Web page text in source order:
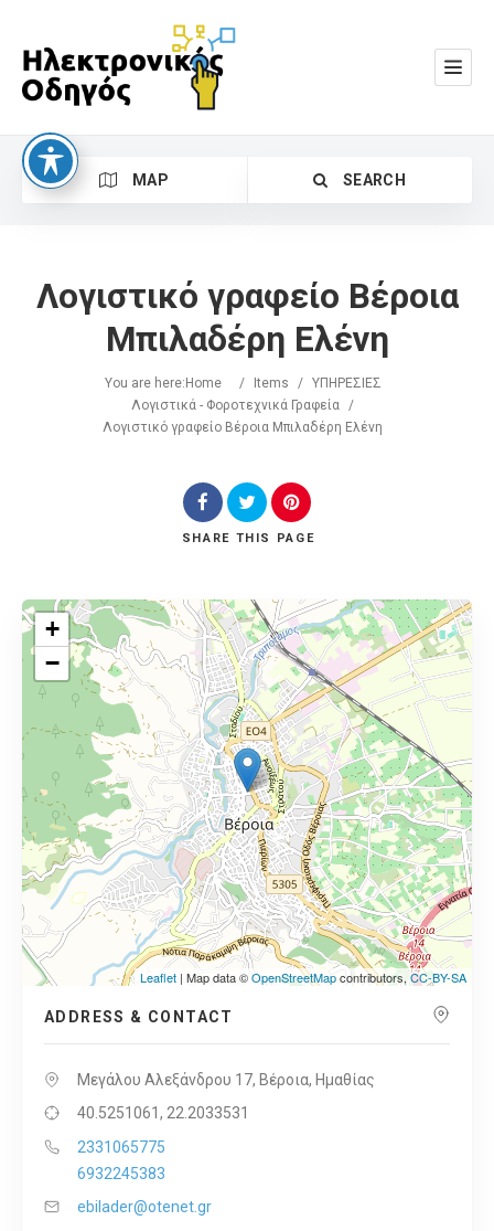
MAP SEARCH
Search
Λογιστικό γραφείο Βέροια
Μπιλαδέρη Ελένη
You are here: Home / Items /
ΥΠΗΡΕΣΙΕΣ
Λογιστικά - Φοροτεχνικά Γραφεία /
Λογιστικό γραφείο Βέροια Μπιλαδέρη Ελένη
SHARE THIS PAGE
+
−
Leaflet | Map data ©OpenStreetMapcontributors,CC-BY-SA
ADDRESS & CONTACT
Μεγάλου Αλεξάνδρου 17, Βέροια, Ημαθίας
40.5251061, 22.2033531
2331065775
6932245383
ebilader@otenet.gr